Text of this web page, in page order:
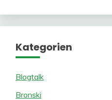
Kategorien
Blogtalk
Bronski